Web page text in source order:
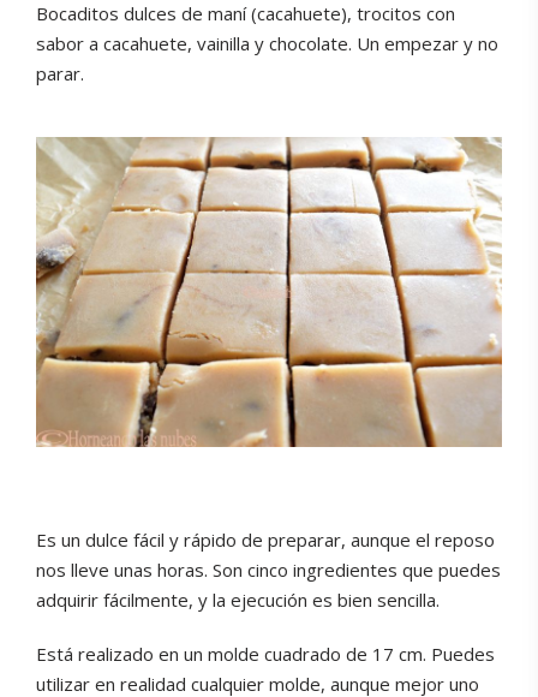
Bocaditos dulces de maní (cacahuete), trocitos con
sabor a cacahuete, vainilla y chocolate. Un empezar y no
parar.
Es un dulce fácil y rápido de preparar, aunque el reposo
nos lleve unas horas. Son cinco ingredientes que puedes
adquirir fácilmente, y la ejecución es bien sencilla.
Está realizado en un molde cuadrado de 17 cm. Puedes
utilizar en realidad cualquier molde, aunque mejor uno